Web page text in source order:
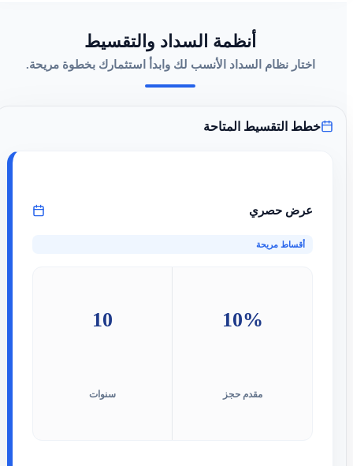
أنظمة السداد والتقسيط
اختار نظام السداد الأنسب لك وابدأ استثمارك بخطوة مريحة.
خطط التقسيط المتاحة
عرض حصري
أقساط مريحة
10%
مقدم حجز
10
سنوات